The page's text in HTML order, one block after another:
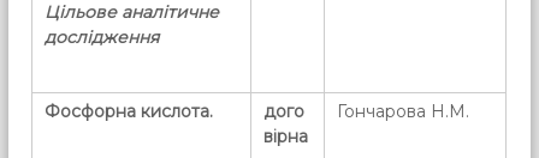
Цільове аналітичне
дослідження
Фосфорна кислота.
дого
вірна
Гончарова Н.М.